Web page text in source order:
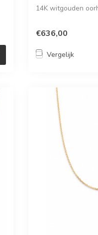
14K witgouden
€636,00
Vergelijk